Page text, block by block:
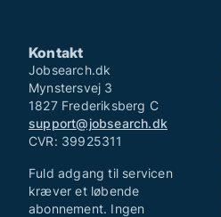
Kontakt
Jobsearch.dk
Mynstersvej 3
1827 Frederiksberg C
support@jobsearch.dk
CVR: 39925311
Fuld adgang til servicen
kræver et løbende
abonnement. Ingen